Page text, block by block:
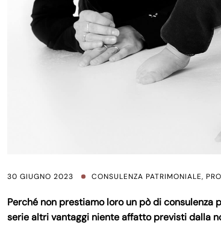
30 GIUGNO 2023 CONSULENZA PATRIMONIALE,
Perché non prestiamo loro un pò di
serie altri vantaggi niente affatto previsti dalla